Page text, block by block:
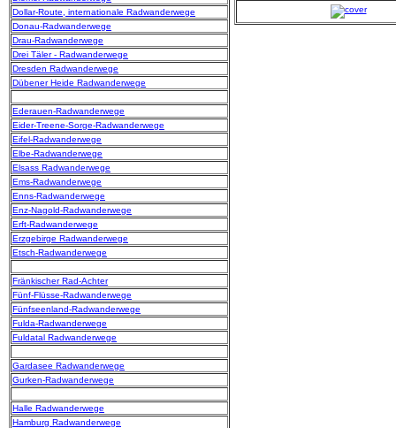
Dollar-Route, internationale Radwanderwege
Donau-Radwanderwege
Drau-Radwanderwege
Drei Täler - Radwanderwege
Dresden Radwanderwege
Dübener Heide Radwanderwege
Ederauen-Radwanderwege
Eider-Treene-Sorge-Radwanderwege
Eifel-Radwanderwege
Elbe-Radwanderwege
Elsass Radwanderwege
Ems-Radwanderwege
Enns-Radwanderwege
Enz-Nagold-Radwanderwege
Erft-Radwanderwege
Erzgebirge Radwanderwege
Etsch-Radwanderwege
Fränkischer Rad-Achter
Fünf-Flüsse-Radwanderwege
Fünfseenland-Radwanderwege
Fulda-Radwanderwege
Fuldatal Radwanderwege
Gardasee Radwanderwege
Gurken-Radwanderwege
Halle Radwanderwege
Hamburg Radwanderwege